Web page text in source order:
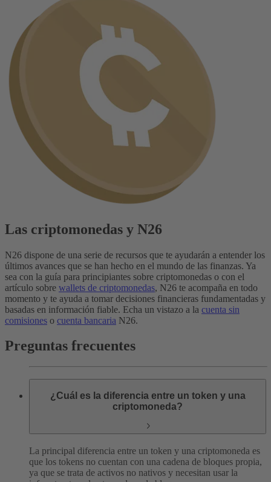
Las criptomonedas y N26
N26 dispone de una serie de recursos que te ayudarán a entender los
últimos avances que se han hecho en el mundo de las finanzas. Ya
sea con la guía para principiantes sobre criptomonedas o con el
artículo sobre wallets de criptomonedas, N26 te acompaña en todo
momento y te ayuda a tomar decisiones financieras fundamentadas y
basadas en información fiable. Echa un vistazo a la cuenta sin
comisiones o cuenta bancaria N26.
Preguntas frecuentes
¿Cuál es la diferencia entre un token y una
criptomoneda?
La principal diferencia entre un token y una criptomoneda es
que los tokens no cuentan con una cadena de bloques propia,
ya que se trata de activos no nativos y necesitan usar la